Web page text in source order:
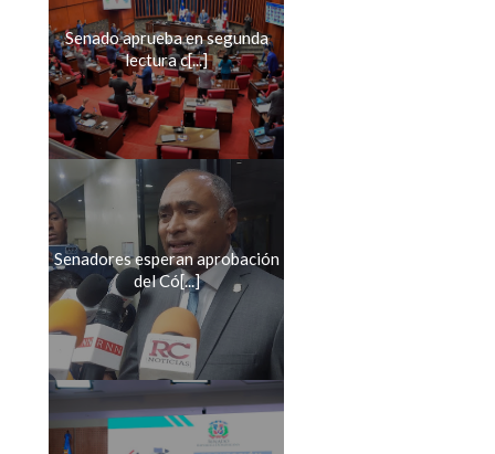
Senado aprueba en segunda
lectura c[...]
Senadores esperan aprobación
del Có[...]